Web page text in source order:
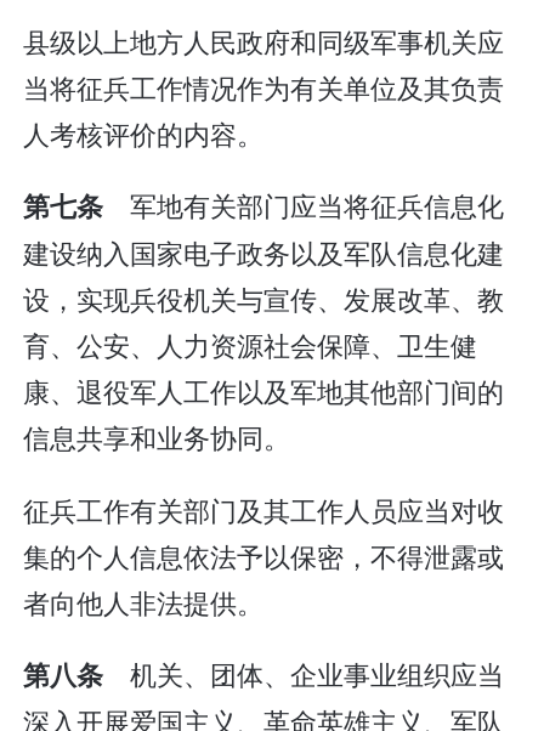
县级以上地方人民政府和同级军事机关应
当将征兵工作情况作为有关单位及其负责
人考核评价的内容。
第七条 军地有关部门应当将征兵信息化
建设纳入国家电子政务以及军队信息化建
设，实现兵役机关与宣传、发展改革、教
育、公安、人力资源社会保障、卫生健
康、退役军人工作以及军地其他部门间的
信息共享和业务协同。
征兵工作有关部门及其工作人员应当对收
集的个人信息依法予以保密，不得泄露或
者向他人非法提供。
第八条 机关、团体、企业事业组织应当
深入开展爱国主义、革命英雄主义、军队